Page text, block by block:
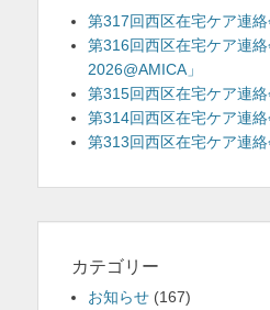
第317回西区在宅ケア連
第316回西区在宅ケア連
2026@AMICA」
第315回西区在宅ケア連
第314回西区在宅ケア連
第313回西区在宅ケア連
カテゴリー
お知らせ (167)